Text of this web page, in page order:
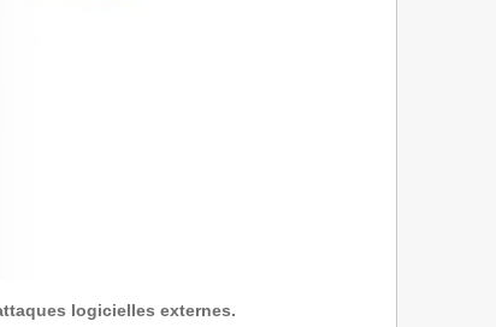
logicielles externes.